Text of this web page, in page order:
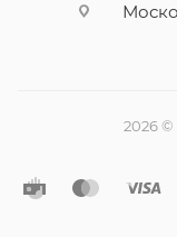
2026 ©